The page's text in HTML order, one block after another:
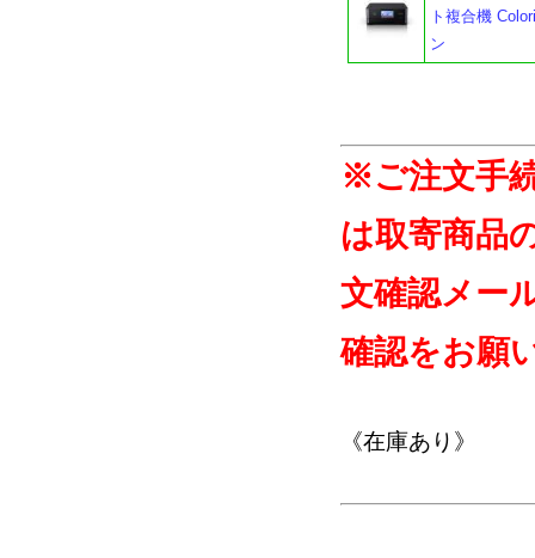
ト複合機
ン
※ご注文手
は取寄商品
文確認メー
確認をお願
《在庫あり》